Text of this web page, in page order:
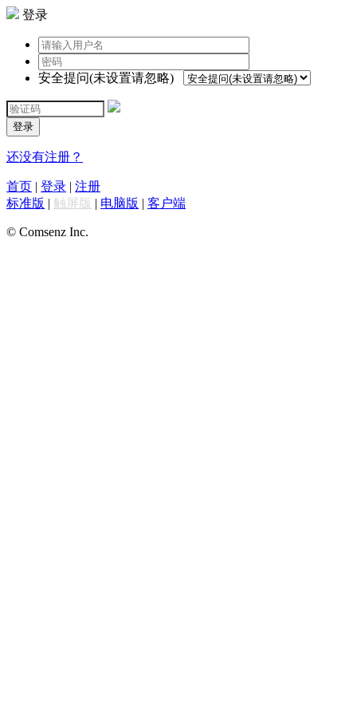
登录
安全提问(未设置请忽略)
登录
还没有注册？
首页 | 登录 | 注册
标准版 | 触屏版 | 电脑版 | 客户端
© Comsenz Inc.